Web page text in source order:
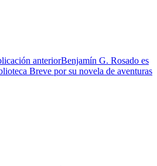
anteriorBenjamín G. Rosado es
Breve por su novela de aventuras